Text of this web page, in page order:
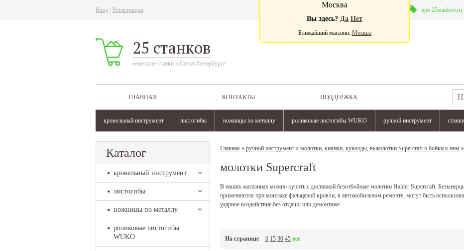
Вход Регистрация spb.25stankov.ru
25 станков
немецкие станки в Санкт-Петербурге
ГЛАВНАЯ КОНТАКТЫ ПОДДЕРЖКА
кровельный инструмент листогибы ножницы по металлу роликовые листогибы WUKO ручной инструмент станки
Москва
Вы здесь? Да Нет
Ближайший магазин: Москва
Каталог
кровельный инструмент
листогибы
ножницы по металлу
роликовые листогибы
WUKO
Главная » ручной инструмент » молотки, киянки, кувалды, выколотки Supercraft и бойки к ним »
молотки Supercraft
В наших магазинах можно купить с доставкой безотбойные молотки Halder Supercraft.
применяются при монтаже фальцевой кровли, в автомобильном ремонте, могут быть
ударное воздействие без отдачи, или демонтаже.
На странице 6 15 30 45 все